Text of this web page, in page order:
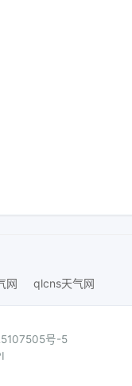
网 qlcns天气网
号-5